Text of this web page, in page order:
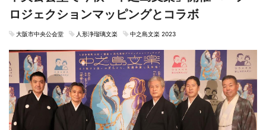
ロジェクションマッピングとコラボ
大阪市中央公会堂 人形浄瑠璃文楽 中之島文楽 2023